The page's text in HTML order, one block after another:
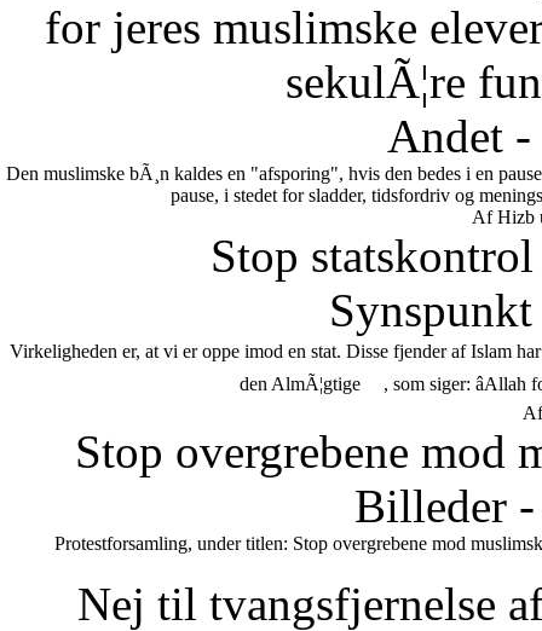
for jeres muslimske
sekulÃ¦re
Andet
Den muslimske bÃ¸n kaldes en "afsporing", hvis den bedes i en
pause, i stedet for sladder, tidsfordriv og
Af Hizb
Stop
Virkeligheden er, at vi er oppe imod en stat. Disse fjender af Islam
den AlmÃ¦gtige
, som siger:
Stop overgrebene mod
Billeder -
Protestforsamling, under titlen: Stop overgrebene mod
Nej til tvangsfjernelse